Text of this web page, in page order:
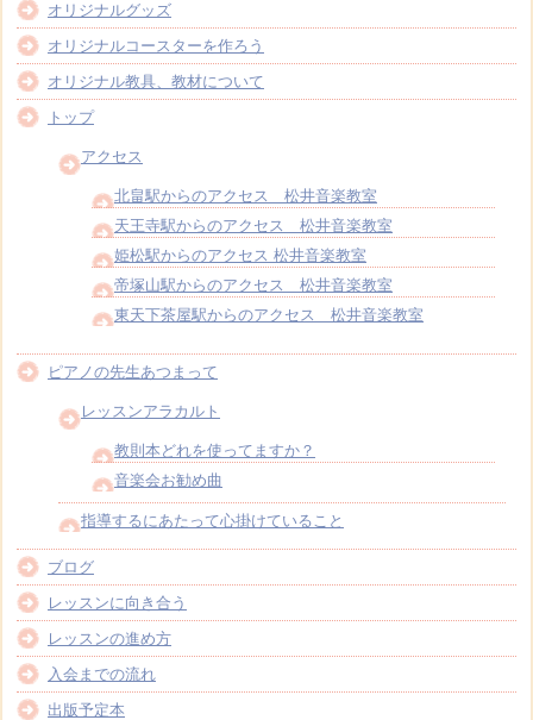
オリジナルグッズ
オリジナルコースターを作ろう
オリジナル教具、教材について
トップ
アクセス
北畠駅からのアクセス 松井音楽教室
天王寺駅からのアクセス 松井音楽教室
姫松駅からのアクセス 松井音楽教室
帝塚山駅からのアクセス 松井音楽教室
東天下茶屋駅からのアクセス 松井音楽教室
ピアノの先生あつまって
レッスンアラカルト
教則本どれを使ってますか？
音楽会お勧め曲
指導するにあたって心掛けていること
ブログ
レッスンに向き合う
レッスンの進め方
入会までの流れ
出版予定本